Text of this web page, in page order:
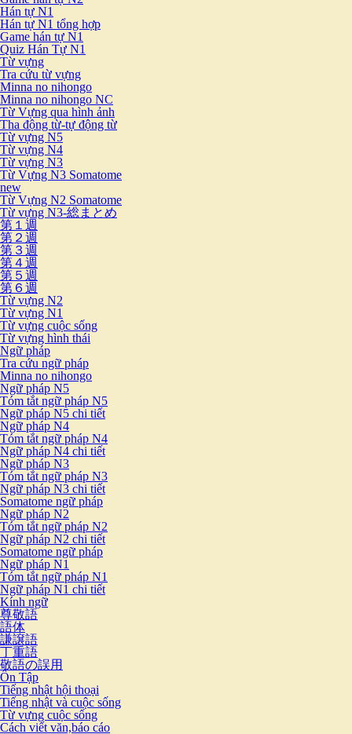
Hán tự N1
Hán tự N1 tổng hợp
Game hán tự N1
Quiz Hán Tự N1
Từ vựng
Tra cứu từ vựng
Minna no nihongo
Minna no nihongo NC
Từ Vựng qua hình ảnh
Tha động từ-tự động từ
Từ vựng N5
Từ vựng N4
Từ vựng N3
Từ Vựng N3 Somatome
new
Từ Vựng N2 Somatome
Từ vựng N3-総まとめ
第１週
第２週
第３週
第４週
第５週
第６週
Từ vựng N2
Từ vựng N1
Từ vựng cuộc sống
Từ vựng hình thái
Ngữ pháp
Tra cứu ngữ pháp
Minna no nihongo
Ngữ pháp N5
Tóm tắt ngữ pháp N5
Ngữ pháp N5 chi tiết
Ngữ pháp N4
Tóm tắt ngữ pháp N4
Ngữ pháp N4 chi tiết
Ngữ pháp N3
Tóm tắt ngữ pháp N3
Ngữ pháp N3 chi tiết
Somatome ngữ pháp
Ngữ pháp N2
Tóm tắt ngữ pháp N2
Ngữ pháp N2 chi tiết
Somatome ngữ pháp
Ngữ pháp N1
Tóm tắt ngữ pháp N1
Ngữ pháp N1 chi tiết
Kính ngữ
尊敬語
語体
謙譲語
丁重語
敬語の誤用
Ôn Tập
Tiếng nhật hội thoại
Tiếng nhật và cuộc sống
Từ vựng cuộc sống
Cách viết văn,báo cáo